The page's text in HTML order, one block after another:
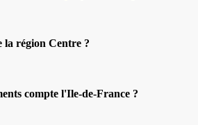
la région Centre ?
compte l'Ile-de-France ?